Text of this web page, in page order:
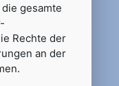
gesamte
Rechte der
an der